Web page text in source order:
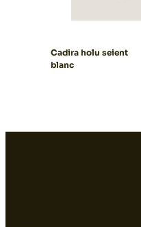
Cadira holu seient
blanc